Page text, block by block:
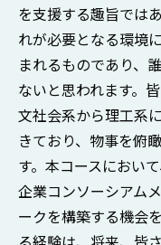
を支援する趣旨では
れが必要となる環境
まれるものであり、
ないと思われます。
文社会系から理工系
きており、物事を俯
す。本コースにおい
企業コンソーシアム
ークを構築する機会